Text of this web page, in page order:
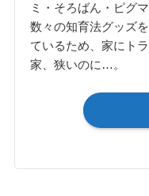
ミ・そろばん・ピグ
数々の知育法グッズ
ているため、家にト
家、狭いのに…。